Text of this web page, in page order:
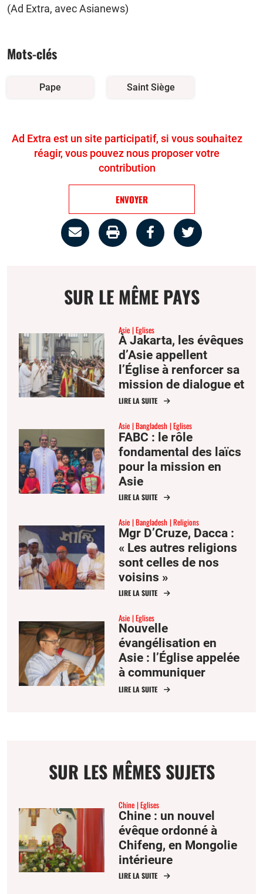
(Ad Extra, avec Asianews)
Mots-clés
Pape Saint Siège
Ad Extra est un site participatif, si vous souhaitez
réagir, vous pouvez nous proposer votre
contribution
ENVOYER
Partage
par
ImprimerPartager
sur
Partager
SUR LE MÊME PAYS
Asie Eglises
À Jakarta, les évêques
d’Asie appellent
l’Église à renforcer sa
mission de dialogue et
de réconciliation
LIRE LA SUITE
Asie Bangladesh Eglises
FABC : le rôle
fondamental des laïcs
pour la mission en
Asie
LIRE LA SUITE
Asie Bangladesh Religions
Mgr D’Cruze, Dacca :
« Les autres religions
sont celles de nos
voisins »
LIRE LA SUITE
Asie Eglises
Nouvelle
évangélisation en
Asie : l’Église appelée
à communiquer
l’espérance
LIRE LA SUITE
SUR LES MÊMES SUJETS
Chine Eglises
Chine : un nouvel
évêque ordonné à
Chifeng, en Mongolie
intérieure
LIRE LA SUITE